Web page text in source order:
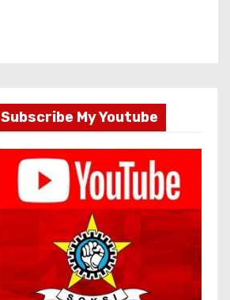
Subscribe My Youtube